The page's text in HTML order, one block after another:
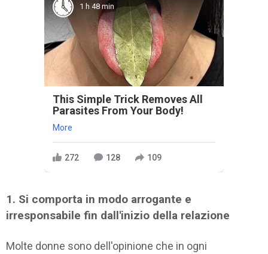
1 h 48 min
This Simple Trick Removes All
Parasites From Your Body!
More
272 128 109
1. Si comporta in modo arrogante e
irresponsabile fin dall'inizio della relazione
Molte donne sono dell'opinione che in ogni